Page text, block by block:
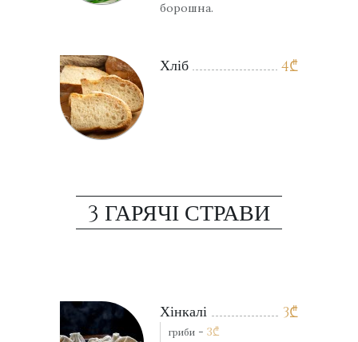
борошна.
4₾
Хліб
3 ГАРЯЧІ СТРАВИ
3₾
Хінкалі
гриби - 3₾